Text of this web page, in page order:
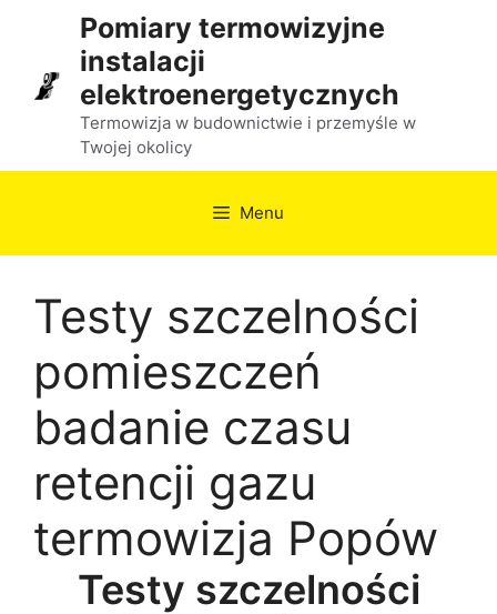
treści
Pomiary termowizyjne
instalacji
elektroenergetycznych
Termowizja w budownictwie i przemyśle w
Twojej okolicy
Menu
Testy szczelności
pomieszczeń
badanie czasu
retencji gazu
termowizja Popów
Testy szczelności